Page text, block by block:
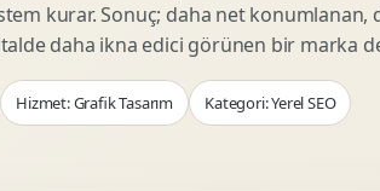
Interaktif Kampanya
kurar. Sonuç; daha net konumlanan,
daha ikna edici görünen bir marka
Hizmet: Grafik Tasarım Kategori: Yerel SEO